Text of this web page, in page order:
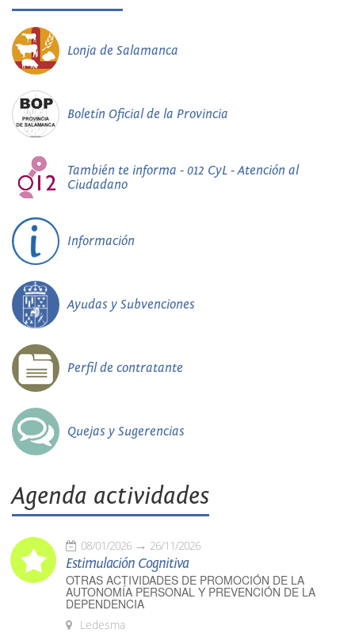
Lonja de Salamanca
Boletín Oficial de la Provincia
También te informa - 012 CyL - Atención al
Ciudadano
Información
Ayudas y Subvenciones
Perfil de contratante
Quejas y Sugerencias
Agenda actividades
08/01/2026 26/11/2026
Estimulación Cognitiva
OTRAS ACTIVIDADES DE PROMOCIÓN DE LA
AUTONOMÍA PERSONAL Y PREVENCIÓN DE LA
DEPENDENCIA
Ledesma